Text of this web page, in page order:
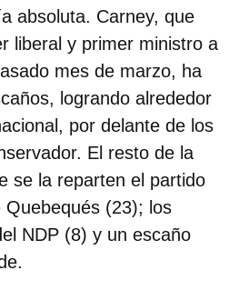
absoluta. Carney, que
liberal y primer ministro a
mes de marzo, ha
logrando alrededor
por delante de los
El resto de la
se la reparten el partido
(23); los
NDP (8) y un escaño